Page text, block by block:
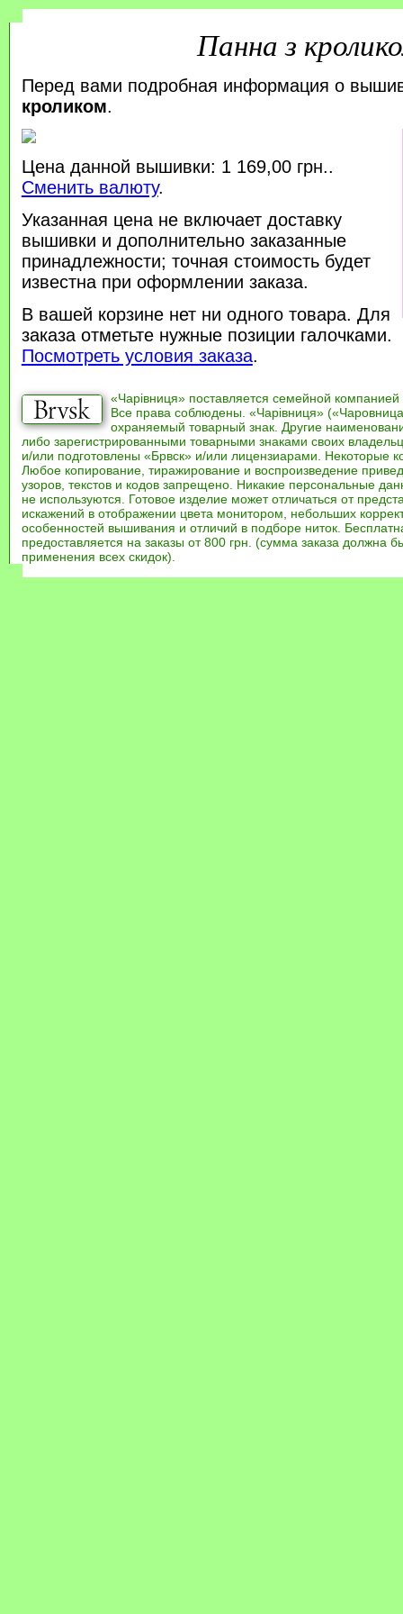
Панна з
Перед вами подробная информация о
кроликом.
Цена данной вышивки: 1 169,00 грн..
Сменить валюту.
Указанная цена не включает доставку
вышивки и дополнительно заказанные
принадлежности; точная стоимость будет
известна при оформлении заказа.
В вашей корзине нет ни одного товара. Для
заказа отметьте нужные позиции галочками.
Посмотреть условия заказа.
«Чарівниця» поставляется семейной компанией
Все права соблюдены. «Чарівниця»
охраняемый товарный знак. Другие
либо зарегистрированными товарными знаками своих
и/или подготовлены «Брвск» и/или лицензиарами. Некоторые
Любое копирование, тиражирование и воспроизведение
узоров, текстов и кодов запрещено. Никакие персональные
не используются. Готовое изделие может отличаться от
искажений в отображении цвета монитором, небольших
особенностей вышивания и отличий в подборе ниток.
предоставляется на заказы от 800 грн. (сумма заказа должна
применения всех скидок).